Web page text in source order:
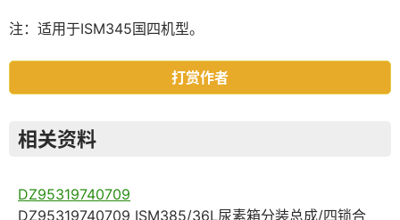
注：适用于ISM345国四机型。
打赏作者
相关资料
DZ95319740709
DZ95319740709 ISM385/36L尿素箱分装总成/四锁合